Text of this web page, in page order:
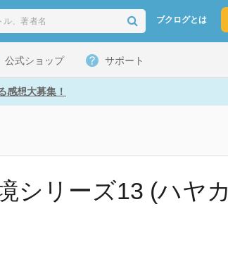
ブクログとは
公式ショップ サポート
感想大募集！
シリーズ13 (ハヤカ